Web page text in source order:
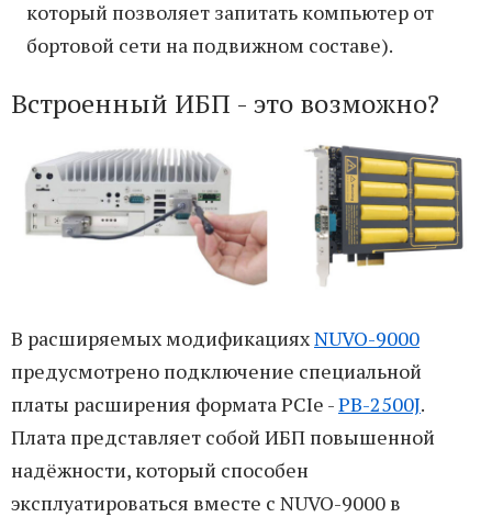
который позволяет запитать компьютер от
бортовой сети на подвижном составе).
Встроенный ИБП - это возможно?
В расширяемых модификацияхNUVO-9000
предусмотрено подключение специальной
платы расширения формата PCIe -PB-2500J.
Плата представляет собой ИБП повышенной
надёжности, который способен
эксплуатироваться вместе с NUVO-9000 в